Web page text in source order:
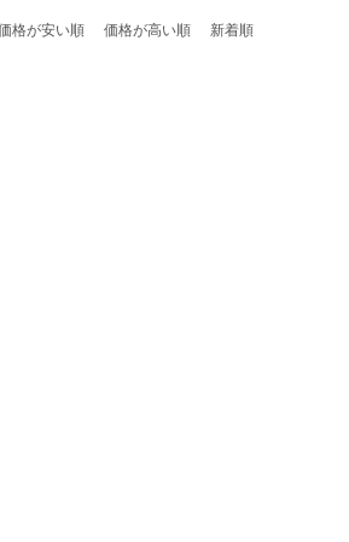
格が安い順 価格が高い順 新着順